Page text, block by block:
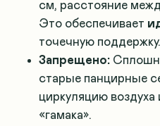
см, расстояние
Это обеспечивает
точечную поддержку.
Запрещено:
старые панцирные
циркуляцию
«гамака».